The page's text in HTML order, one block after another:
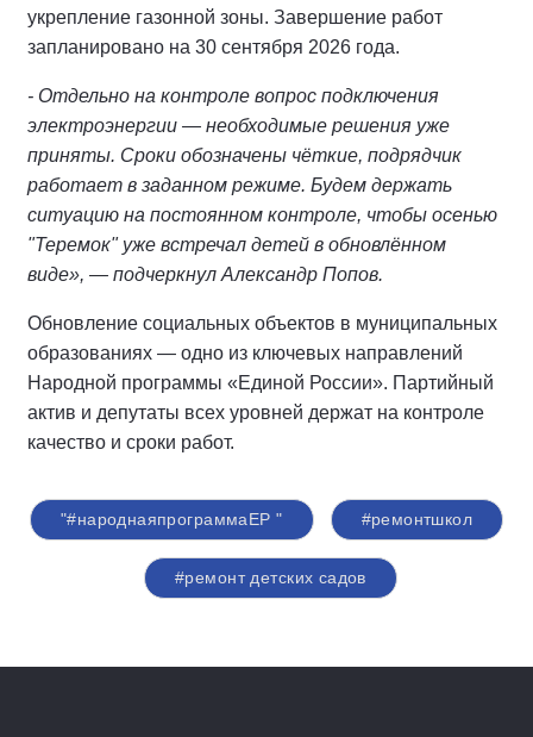
укрепление газонной зоны. Завершение работ
запланировано на 30 сентября 2026 года.
- Отдельно на контроле вопрос подключения
электроэнергии — необходимые решения уже
приняты. Сроки обозначены чёткие, подрядчик
работает в заданном режиме. Будем держать
ситуацию на постоянном контроле, чтобы осенью
"Теремок" уже встречал детей в обновлённом
виде», — подчеркнул Александр Попов.
Обновление социальных объектов в муниципальных
образованиях — одно из ключевых направлений
Народной программы «Единой России». Партийный
актив и депутаты всех уровней держат на контроле
качество и сроки работ.
"#народнаяпрограммаЕР " #ремонтшкол
#ремонт детских садов